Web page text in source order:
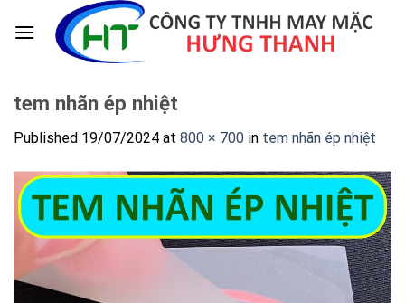
tem nhãn ép nhiệt
Published 19/07/2024 at 800 × 700 in tem nhãn ép nhiệt